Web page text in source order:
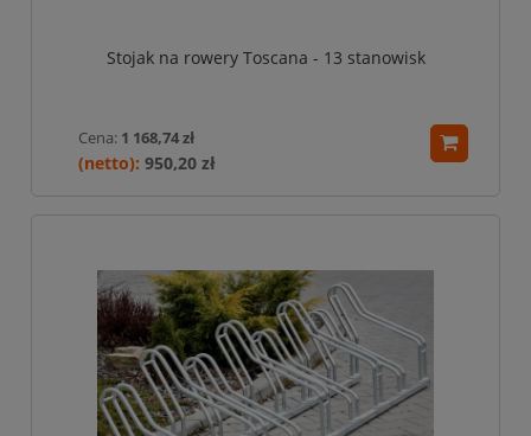
Stojak na rowery Toscana - 13 stanowisk
Cena: 1 168,74 zł
950,20 zł